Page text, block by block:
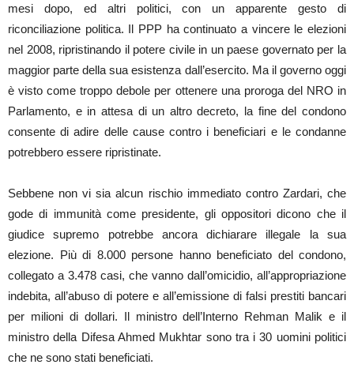
mesi dopo, ed altri politici, con un apparente gesto di
riconciliazione politica. Il PPP ha continuato a vincere le elezioni
nel 2008, ripristinando il potere civile in un paese governato per la
maggior parte della sua esistenza dall’esercito. Ma il governo oggi
è visto come troppo debole per ottenere una proroga del NRO in
Parlamento, e in attesa di un altro decreto, la fine del condono
consente di adire delle cause contro i beneficiari e le condanne
potrebbero essere ripristinate.
Sebbene non vi sia alcun rischio immediato contro Zardari, che
gode di immunità come presidente, gli oppositori dicono che il
giudice supremo potrebbe ancora dichiarare illegale la sua
elezione. Più di 8.000 persone hanno beneficiato del condono,
collegato a 3.478 casi, che vanno dall’omicidio, all’appropriazione
indebita, all’abuso di potere e all’emissione di falsi prestiti bancari
per milioni di dollari. Il ministro dell’Interno Rehman Malik e il
ministro della Difesa Ahmed Mukhtar sono tra i 30 uomini politici
che ne sono stati beneficiati.